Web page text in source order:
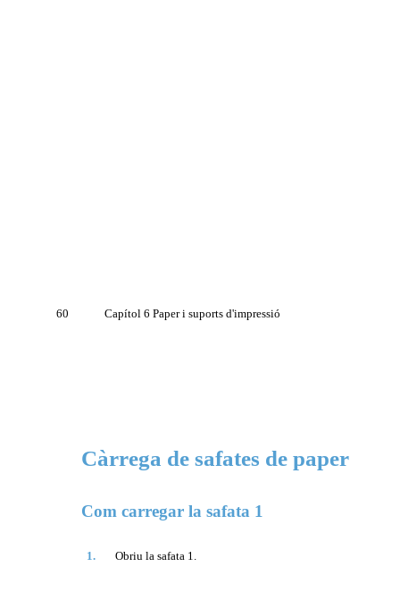
60 Capítol 6 Paper i suports d'impressió
Càrrega de safates de paper
Com carregar la safata 1
1. Obriu la safata 1.